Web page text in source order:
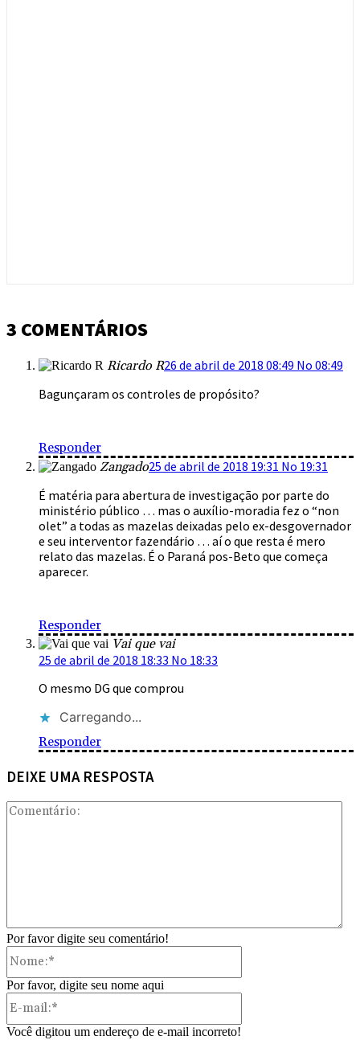
3 COMENTÁRIOS
Ricardo R26 de abril de 2018 08:49 No 08:49
Bagunçaram os controles de propósito?
Responder
Zangado25 de abril de 2018 19:31 No 19:31
É matéria para abertura de investigação por parte do
ministério público … mas o auxílio-moradia fez o “non
olet” a todas as mazelas deixadas pelo ex-desgovernador
e seu interventor fazendário … aí o que resta é mero
relato das mazelas. É o Paraná pos-Beto que começa
aparecer.
Responder
Vai que vai
25 de abril de 2018 18:33 No 18:33
O mesmo DG que comprou
Carregando...
Responder
DEIXE UMA RESPOSTA
Por favor digite seu comentário!
Por favor, digite seu nome aqui
Você digitou um endereço de e-mail incorreto!